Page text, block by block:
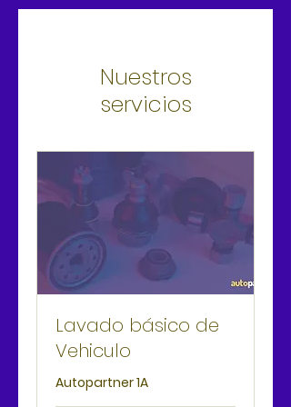
Nuestros
servicios
Lavado básico de
Vehiculo
Autopartner 1A